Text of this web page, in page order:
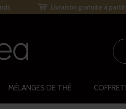
MÉLANGES DE THÉ
Livraison gratuite à